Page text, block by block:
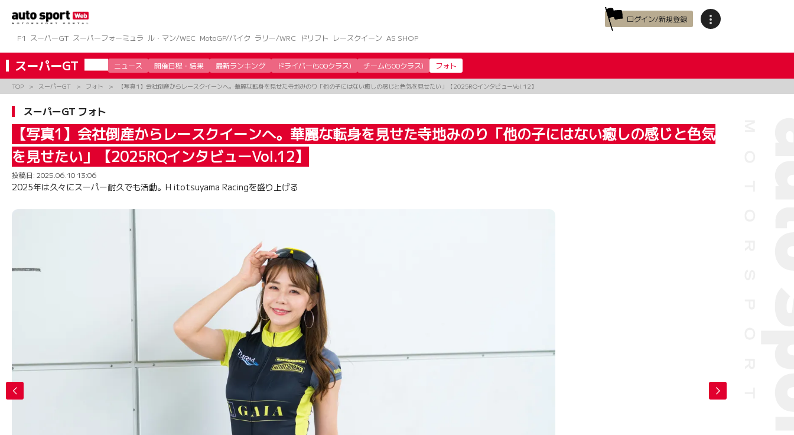
ツ
へ
ス
キ
ッ
ログイン/新規登録
F1
スーパーGT スーパーフォーミュラ ル・マン/WEC MotoGP/バイク ラリー/WRC ドリフト レースクイーン AS SHOP
スーパーGT ニュース 開催日程・結果 最新ランキング ドライバー(500クラス) チーム(500クラス) フォト
TOP スーパーGT フォト 【写真1】会社倒産からレースクイーンへ。華麗な転身を見せた寺地みのり「他の子にはない癒しの感じと色気を見せたい」【2025RQインタビューVol.12】
スーパーGT フォト
【写真1】会社倒産からレースクイーンへ。華麗な転身を見せた寺地みのり「他の子にはない癒しの感じと色気
を見せたい」【2025RQインタビューVol.12】
投稿日: 2025.06.10 13:06
2025年は久々にスーパー耐久でも活動。H itotsuyama Racingを盛り上げる